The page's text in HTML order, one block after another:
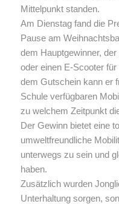
Mittelpunkt standen.
Am Dienstag fand die
Pause am
dem Hauptgewinner,
oder einen E-Scooter
dem Gutschein kann er
Schule verfügbaren
zu welchem Zeitpunkt
Der Gewinn bietet eine
umweltfreundliche
unterwegs zu sein und
haben.
Zusätzlich wurden
Unterhaltung sorgen,